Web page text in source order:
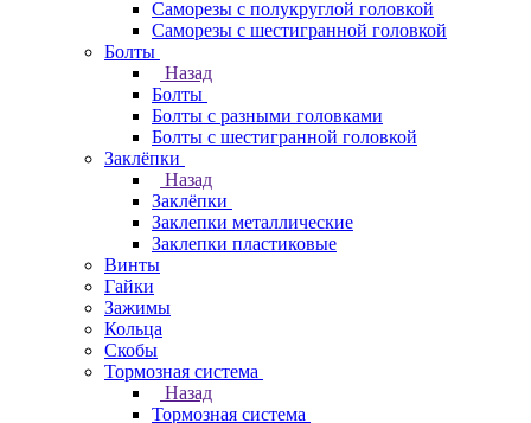
Саморезы с полукруглой головкой
Саморезы с шестигранной головкой
Болты
Назад
Болты
Болты с разными головками
Болты с шестигранной головкой
Заклёпки
Назад
Заклёпки
Заклепки металлические
Заклепки пластиковые
Винты
Гайки
Зажимы
Кольца
Скобы
Тормозная система
Назад
Тормозная система